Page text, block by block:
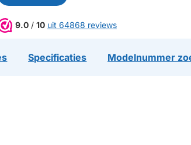
9.0 / 10 uit 64868 reviews
Specificaties Modelnummer